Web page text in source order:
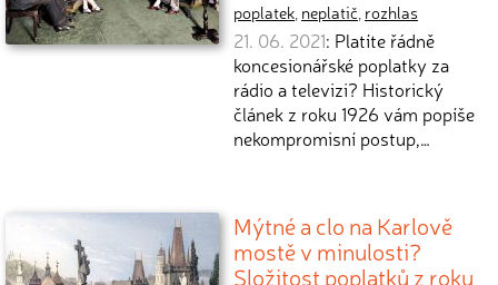
poplatek, neplatič, rozhlas
21. 06. 2021: Platíte řádně
koncesionářské poplatky za
rádio a televizi? Historický
článek z roku 1926 vám popíše
nekompromisní postup,…
Mýtné a clo na Karlově
mostě v minulosti?
Složitost poplatků z roku